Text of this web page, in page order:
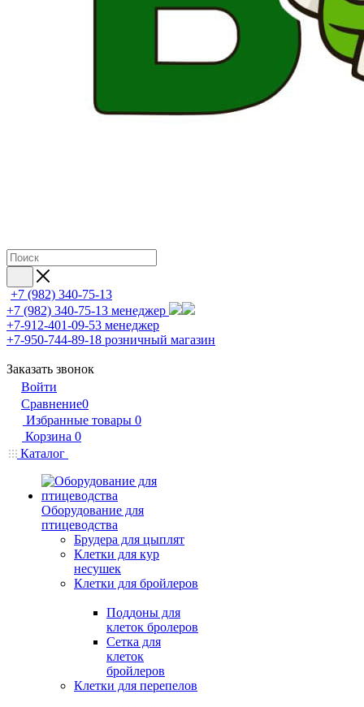
+7 (982) 340-75-13
+7 (982) 340-75-13 менеджер
+7-912-401-09-53 менеджер
+7-950-744-89-18 розничный магазин
Заказать звонок
Войти
Сравнение0
Избранные товары 0
Корзина 0
Каталог
Оборудование для
птицеводства
Брудера для цыплят
Клетки для кур
несушек
Клетки для бройлеров
Поддоны для
клеток бролеров
Сетка для
клеток
бройлеров
Клетки для перепелов